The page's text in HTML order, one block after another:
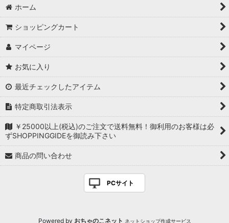
ホーム
ショッピングカート
マイページ
お気に入り
最近チェックしたアイテム
特定商取引法表示
￥25000以上(税込)のご注文で送料無料！御利用のお客様は必
ずSHOPPINGGIDEを御読み下さい
商品の問い合わせ
PCサイト
Powered by おちゃのこネット ネットショップ作成サービス